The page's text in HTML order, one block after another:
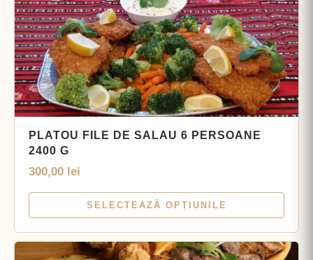
PLATOU FILE DE SALAU 6 PERSOANE
2400 G
300,00 lei
SELECTEAZĂ OPȚIUNILE